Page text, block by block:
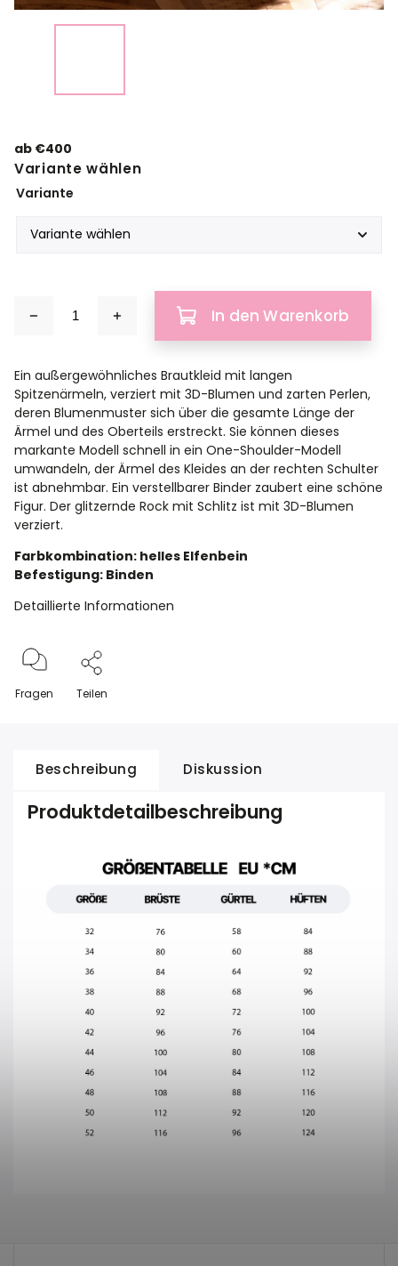
ab €400
Variante wählen
Variante
In den Warenkorb
Ein außergewöhnliches Brautkleid mit langen
Spitzenärmeln, verziert mit 3D-Blumen und zarten Perlen,
deren Blumenmuster sich über die gesamte Länge der
Ärmel und des Oberteils erstreckt. Sie können dieses
markante Modell schnell in ein One-Shoulder-Modell
umwandeln, der Ärmel des Kleides an der rechten Schulter
ist abnehmbar. Ein verstellbarer Binder zaubert eine schöne
Figur. Der glitzernde Rock mit Schlitz ist mit 3D-Blumen
verziert.
Farbkombination: helles Elfenbein
Befestigung: Binden
Detaillierte Informationen
Fragen Teilen
Beschreibung Diskussion
Produktdetailbeschreibung